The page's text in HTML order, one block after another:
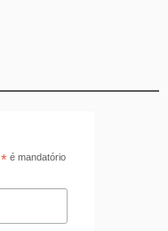
*é mandatório